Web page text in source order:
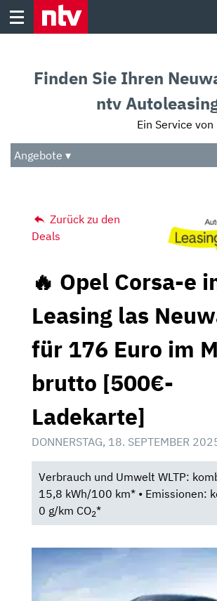
Skip
Audio
Das Beste
Finden Sie Ihren
ntv
Ein Service von
Angebote ▾
Zurück zu den
Deals
🔥 Opel Corsa-e
Leasing las
für 176 Euro im
brutto [500€-
Ladekarte]
DONNERSTAG, 18. SEPTEMBER
Verbrauch und Umwelt WLTP:
15,8 kWh/100 km* • Emissionen:
0 g/km CO2*